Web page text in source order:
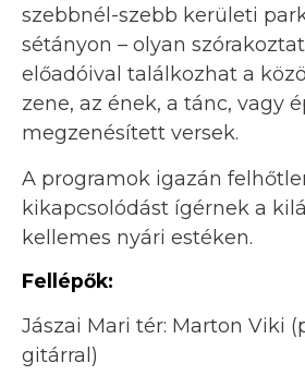
szebbnél-szebb kerületi
sétányon – olyan
előadóival találkozhat a
zene, az ének, a tánc, vagy
megzenésített versek.
A programok igazán
kikapcsolódást ígérnek a
kellemes nyári estéken.
Fellépők:
Jászai Mari tér: Marton Viki
gitárral)